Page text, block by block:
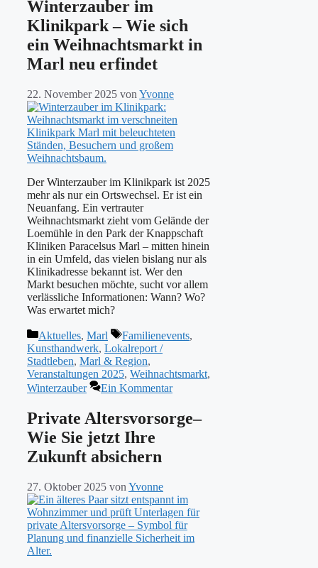
Winterzauber im
Klinikpark – Wie sich
ein Weihnachtsmarkt in
Marl neu erfindet
22. November 2025 von Yvonne
Der Winterzauber im Klinikpark ist 2025
mehr als nur ein Ortswechsel. Er ist ein
Neuanfang. Ein vertrauter
Weihnachtsmarkt zieht vom Gelände der
Loemühle in den Park der Knappschaft
Kliniken Paracelsus Marl – mitten hinein
in ein Umfeld, das vielen bislang nur als
Klinikadresse bekannt ist. Wer den
Markt besuchen möchte, sucht vor allem
verlässliche Informationen: Wann? Wo?
Was erwartet mich?
Kategorien
Aktuelles, Marl Schlagwörter
Familienevents,
Kunsthandwerk, Lokalreport /
Stadtleben, Marl & Region,
Veranstaltungen 2025, Weihnachtsmarkt,
Winterzauber
Ein Kommentar
Private Altersvorsorge–
Wie Sie jetzt Ihre
Zukunft absichern
27. Oktober 2025 von Yvonne